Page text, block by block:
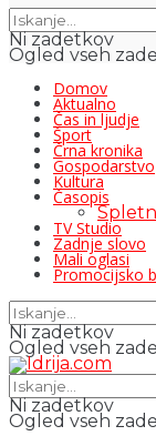
Ni zadetkov
Ogled vseh
Domov
Aktualno
Čas in ljudje
Šport
Črna kronika
Gospodarstvo
Kultura
Časopis
TV Studio
Zadnje slovo
Mali oglasi
Promocijsko
Ni zadetkov
Ogled vseh
Ni zadetkov
Ogled vseh